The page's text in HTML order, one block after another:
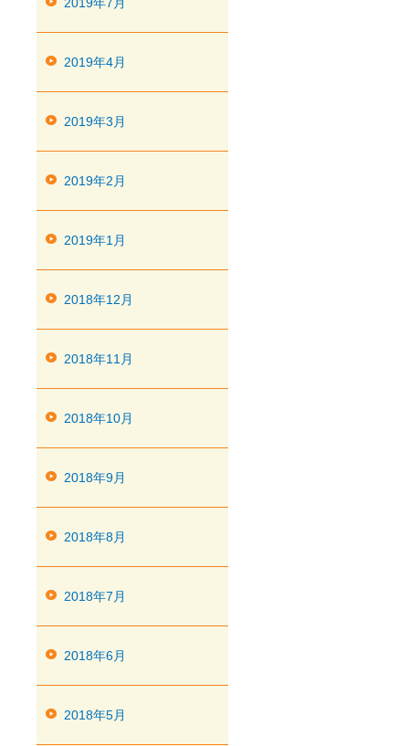
2019年4月
2019年3月
2019年2月
2019年1月
2018年12月
2018年11月
2018年10月
2018年9月
2018年8月
2018年7月
2018年6月
2018年5月